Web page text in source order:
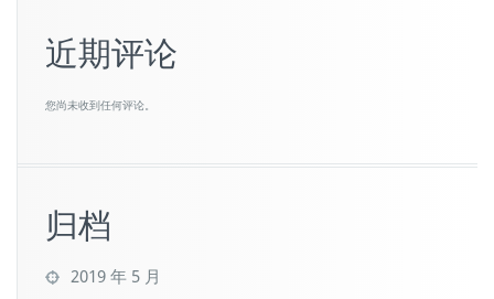
近期评论
您尚未收到任何评论。
归档
2019 年 5 月